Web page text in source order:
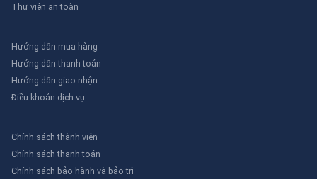
Thư viên an toàn
Hướng dẫn mua hàng
Hướng dẫn thanh toán
Hướng dẫn giao nhận
Điều khoản dịch vụ
Chính sách thành viên
Chính sách thanh toán
Chính sách bảo hành và bảo trì